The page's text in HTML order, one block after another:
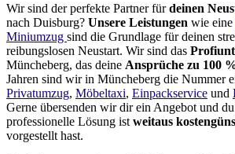
Wir sind der perfekte Partner fürdeinen
nach Duisburg? Unsere Leistungen wie eine
Miniumzug sind die Grundlage für deinen
reibungslosen Neustart. Wir sind das
Müncheberg, das deine Ansprüche zu 100
Jahren sind wir in Müncheberg die Nummer
Privatumzug, Möbeltaxi, Einpackservice und
Gerne übersenden wir dir ein Angebot und
professionelle Lösung ist weitaus
vorgestellt hast.